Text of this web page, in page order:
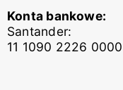
Konta bankowe:
Santander:
11 1090 2226